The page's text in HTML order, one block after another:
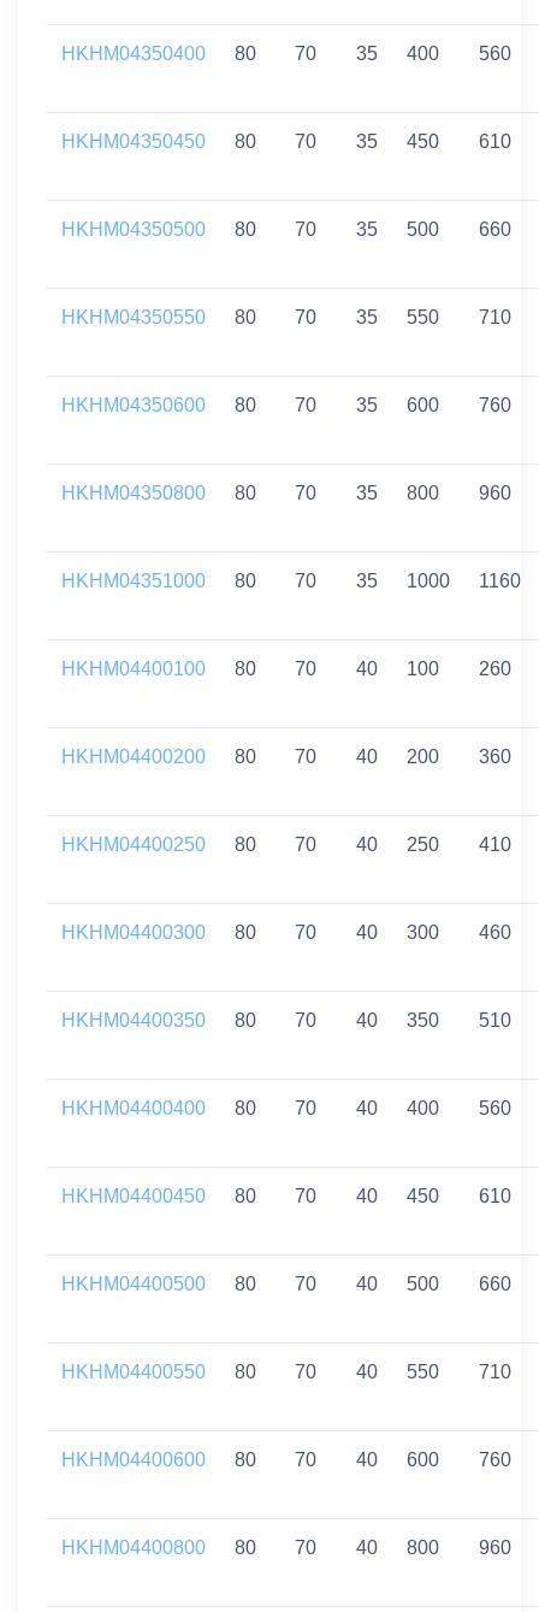
HKHM04350400 80 70 35 400 560
HKHM04350450 80 70 35 450 610
HKHM04350500 80 70 35 500 660
HKHM04350550 80 70 35 550 710
HKHM04350600 80 70 35 600 760
HKHM04350800 80 70 35 800 960
HKHM04351000 80 70 35 1000 1160
HKHM04400100 80 70 40 100 260
HKHM04400200 80 70 40 200 360
HKHM04400250 80 70 40 250 410
HKHM04400300 80 70 40 300 460
HKHM04400350 80 70 40 350 510
HKHM04400400 80 70 40 400 560
HKHM04400450 80 70 40 450 610
HKHM04400500 80 70 40 500 660
HKHM04400550 80 70 40 550 710
HKHM04400600 80 70 40 600 760
HKHM04400800 80 70 40 800 960